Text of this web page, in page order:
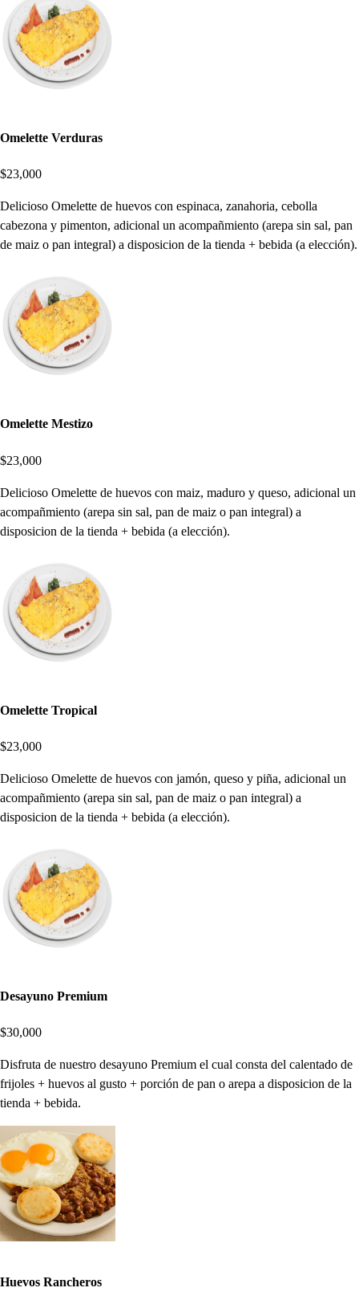
Omelette Verduras
$23,000
Delicioso Omelette de huevos con espinaca, zanahoria, cebolla
cabezona y pimenton, adicional un acompañmiento (arepa sin sal, pan
de maiz o pan integral) a disposicion de la tienda + bebida (a elección).
Omelette Mestizo
$23,000
Delicioso Omelette de huevos con maiz, maduro y queso, adicional un
acompañmiento (arepa sin sal, pan de maiz o pan integral) a
disposicion de la tienda + bebida (a elección).
Omelette Tropical
$23,000
Delicioso Omelette de huevos con jamón, queso y piña, adicional un
acompañmiento (arepa sin sal, pan de maiz o pan integral) a
disposicion de la tienda + bebida (a elección).
Desayuno Premium
$30,000
Disfruta de nuestro desayuno Premium el cual consta del calentado de
frijoles + huevos al gusto + porción de pan o arepa a disposicion de la
tienda + bebida.
Huevos Rancheros